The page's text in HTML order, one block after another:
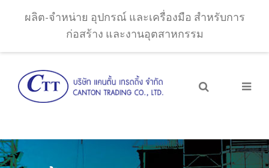
ผลิต-จำหน่าย อุปกรณ์ และเครื่องมือ สำหรับการ
ก่อสร้าง และงานอุตสาหกรรม